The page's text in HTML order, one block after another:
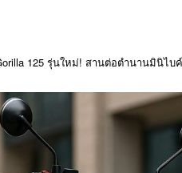
125 รุ่นใหม่! สานต่อตำนานมินิไบ